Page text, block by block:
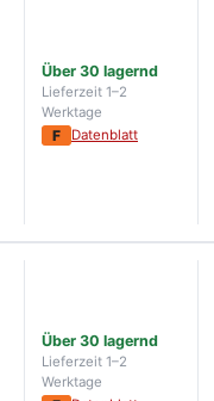
Über 30 lagernd
Lieferzeit 1–2
Werktage
F Datenblatt
Über 30 lagernd
Lieferzeit 1–2
Werktage